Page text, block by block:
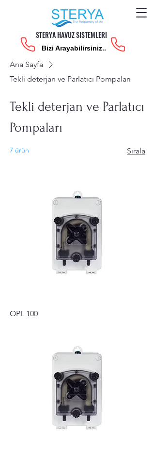
STERYA HAVUZ SISTEMLERI
Bizi Arayabilirsiniz..
Ana Sayfa
Tekli deterjan ve Parlatıcı Pompaları
Tekli deterjan ve Parlatıcı
Pompaları
7 ürün Sırala
OPL 100